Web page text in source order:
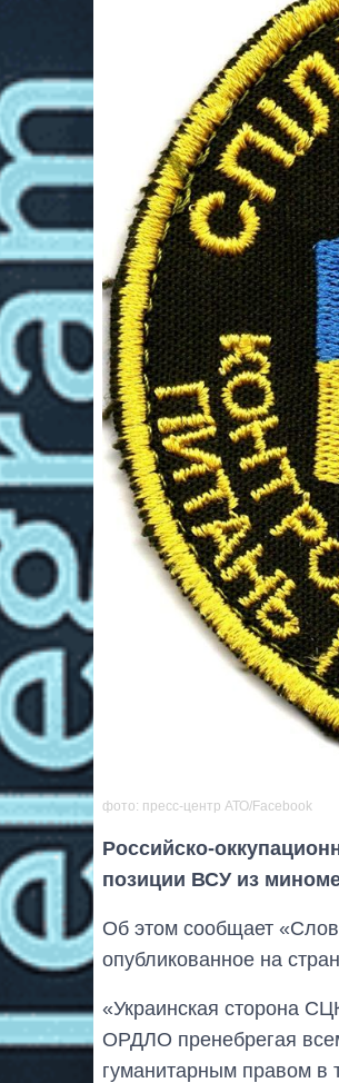
фото: пресс-центр АТО/Facebook
Российско-
позиции ВСУ из
Об этом сообщает
опубликованное на
«Украинская сторона
ОРДЛО пренебрегая
гуманитарным правом в